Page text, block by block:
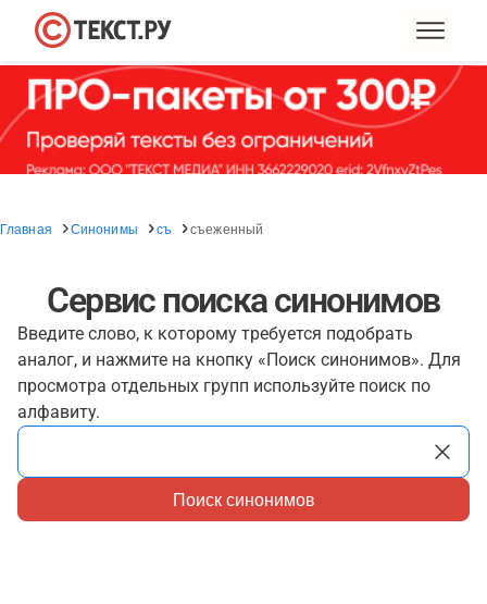
Главная Синонимы съ съеженный
Сервис поиска синонимов
Введите слово, к которому требуется подобрать
аналог, и нажмите на кнопку «Поиск синонимов». Для
просмотра отдельных групп используйте поиск по
алфавиту.
Поиск синонимов